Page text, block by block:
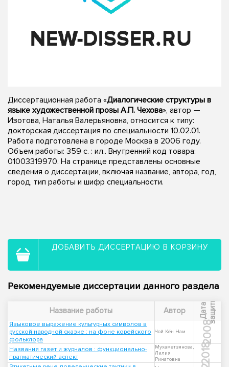
Диссертационная работа «Диалогические структуры в
языке художественной прозы А.П. Чехова», автор —
Изотова, Наталья Валерьяновна, относится к типу:
докторская диссертация по специальности 10.02.01.
Работа подготовлена в городе Москва в 2006 году.
Объем работы: 359 с. : ил.. Внутренний код товара:
01003319970. На странице представлены основные
сведения о диссертации, включая название, автора, год,
город, тип работы и шифр специальности.
ДОБАВИТЬ ДИССЕРТАЦИЮ В КОРЗИНУ
Рекомендуемые диссертации данного раздела
Название работы Автор Д
а
т
а
з
а
щ
и
т ы
Языковое выражение культурных символов в
русской народной сказке : на фоне корейского
фольклора
Чой Кён Нам 2008
Названия газет и журналов : функционально-
прагматический аспект
Мухаметзянова,
Лилия
Ринатовна
2018